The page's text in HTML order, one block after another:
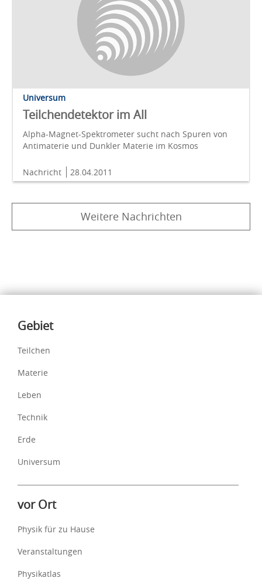
Universum
Teilchendetektor im All
Alpha-Magnet-Spektrometer sucht nach Spuren von
Antimaterie und Dunkler Materie im Kosmos
Nachricht 28.04.2011
Weitere Nachrichten
Inhalte
Gebiet
Teilchen
Materie
Leben
Technik
Erde
Universum
vor Ort
Physik für zu Hause
Veranstaltungen
Physikatlas